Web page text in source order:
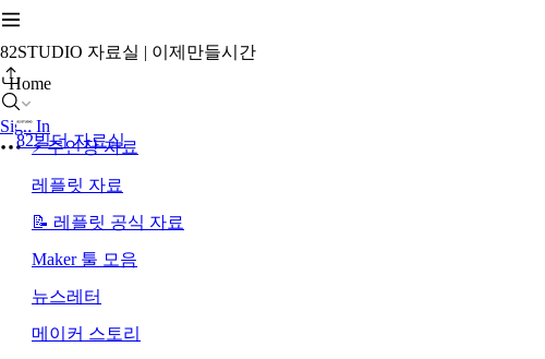
82STUDIO 자료실 | 이제만들시간
Sign In
Home
82빌더 자료실
⚡ 주인장 자료
레플릿 자료
📝 레플릿 공식 자료
Maker 툴 모음
뉴스레터
메이커 스토리